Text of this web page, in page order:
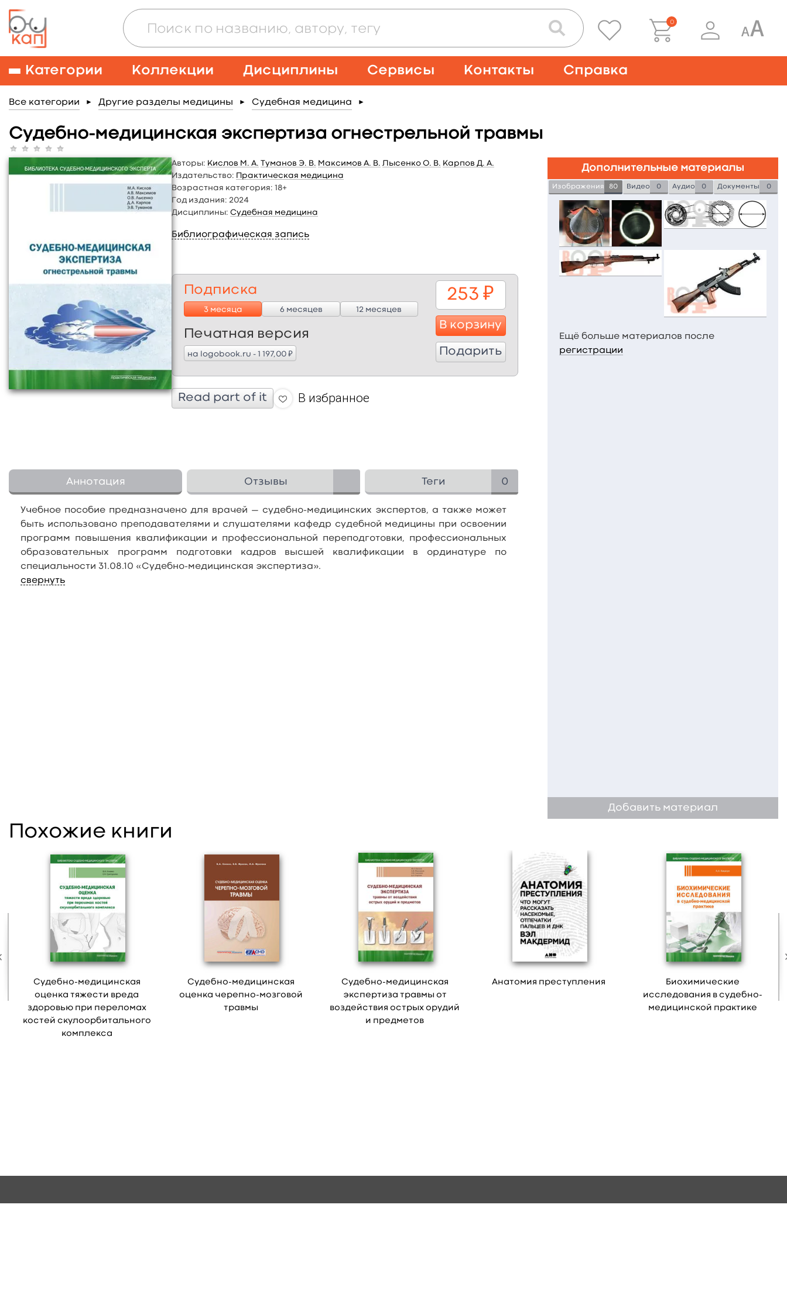
0
Категории Коллекции Дисциплины Сервисы Контакты Справка
Все категории ► Другие разделы медицины ► Судебная медицина ►
Судебно-медицинская экспертиза огнестрельной травмы
Авторы: Кислов М. А. Туманов Э. В. Максимов А. В. Лысенко О. В. Карпов Д. А.
Издательство: Практическая медицина
Возрастная категория: 18+
Год издания: 2024
Дисциплины: Судебная медицина
Библиографическая запись
Подписка
3 месяца 6 месяцев 12 месяцев
Печатная версия
на logobook.ru - 1 197,00₽
253 ₽
В корзину
Подарить
Read part of it В избранное
Аннотация Отзывы Теги 0
Учебное пособие предназначено для врачей — судебно-медицинских экспертов, а также может
быть использовано преподавателями и слушателями кафедр судебной медицины при освоении
программ повышения квалификации и профессиональной переподготовки, профессиональных
образовательных программ подготовки кадров высшей квалификации в ординатуре по
специальности 31.08.10 «Судебно-медицинская экспертиза».
свернуть
Дополнительные материалы
Изображения 80 Видео 0 Аудио 0 Документы 0
Ещё больше материалов после
регистрации
Добавить материал
Похожие книги
Судебно-медицинская
оценка тяжести вреда
здоровью при переломах
костей скулоорбитального
комплекса
Судебно-медицинская
оценка черепно-мозговой
травмы
Судебно-медицинская
экспертиза травмы от
воздействия острых орудий
и предметов
Анатомия преступления
Биохимические
исследования в судебно-
медицинской практике